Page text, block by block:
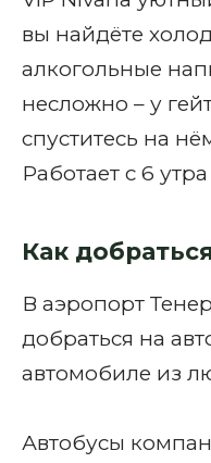
вы найдёте
алкогольные
несложно – у
спуститесь на
Работает с 6
Как
В аэропорт
добраться на
автомобиле из
Автобусы